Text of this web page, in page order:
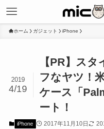
ホーム ガジェット iPhone
【PR】ス
フなヤツ！
ケース「
ート！
2019
4/19
iPhone 2017年11月10日